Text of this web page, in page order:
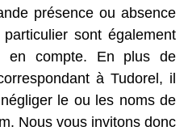
présence ou absence
sont également
en compte. En plus de
à Tudorel, il
le ou les noms de
Nous vous invitons donc